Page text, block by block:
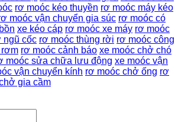
rơ moóc kéo thuyền rơ moóc máy kéo
moóc vận chuyển gia súc rơ moóc có
xe kéo cáp rơ moóc xe máy rơ moóc
ngũ cốc rơ moóc thùng rời rơ moóc công
rơ moóc cảnh báo xe moóc chở chó
moóc sửa chữa lưu động xe moóc vận
vận chuyển kính rơ moóc chở ống rơ
gia cầm